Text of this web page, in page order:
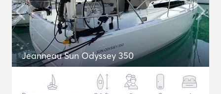
Jeanneau Sun Odyssey 350